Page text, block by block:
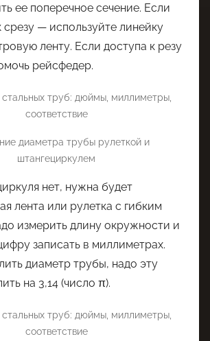
ее поперечное сечение. Если
срезу — используйте линейку
ленту. Если доступа к резу
рейсфедер.
диаметра трубы рулеткой и
штангециркулем
нет, нужна будет
лента или рулетка с гибким
измерить длину окружности и
записать в миллиметрах.
диаметр трубы, надо эту
на 3,14 (число π).